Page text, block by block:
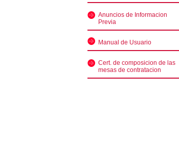
Anuncios de Informacion
Previa
Manual de Usuario
Cert. de composicion de las
mesas de contratacion